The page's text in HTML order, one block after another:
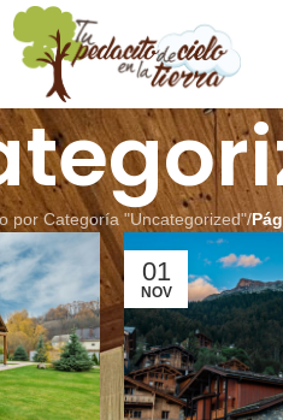
por Categoría "Uncategorized"/
01
NOV